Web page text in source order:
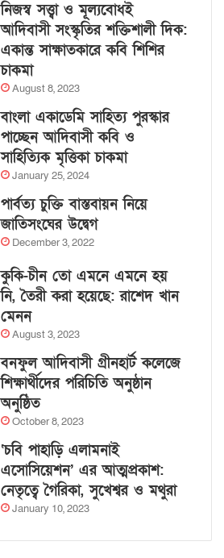
নিজস্ব সত্ত্বা ও মূল্যবোধই
আদিবাসী সংস্কৃতির শক্তিশালী দিক:
একান্ত সাক্ষাতকারে কবি শিশির
চাকমা
August 8, 2023
বাংলা একাডেমি সাহিত্য পুরস্কার
পাচ্ছেন আদিবাসী কবি ও
সাহিত্যিক মৃত্তিকা চাকমা
January 25, 2024
পার্বত্য চুক্তি বাস্তবায়ন নিয়ে
জাতিসংঘের উদ্বেগ
December 3, 2022
কুকি-চীন তো এমনে এমনে হয়
নি, তৈরী করা হয়েছে: রাশেদ খান
মেনন
August 3, 2023
বনফুল আদিবাসী গ্রীনহার্ট কলেজে
শিক্ষার্থীদের পরিচিতি অনুষ্ঠান
অনুষ্ঠিত
October 8, 2023
‘চবি পাহাড়ি এলামনাই
এসোসিয়েশন’ এর আত্মপ্রকাশ:
নেতৃত্বে গৈরিকা, সুখেশ্বর ও মথুরা
January 10, 2023